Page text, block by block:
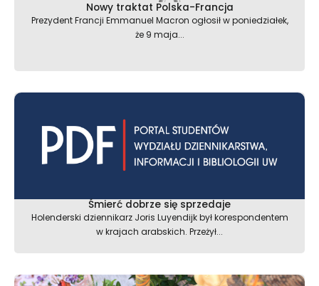
Nowy traktat Polska-Francja
Prezydent Francji Emmanuel Macron ogłosił w poniedziałek,
że 9 maja...
Śmierć dobrze się sprzedaje
Holenderski dziennikarz Joris Luyendijk był korespondentem
w krajach arabskich. Przeżył...